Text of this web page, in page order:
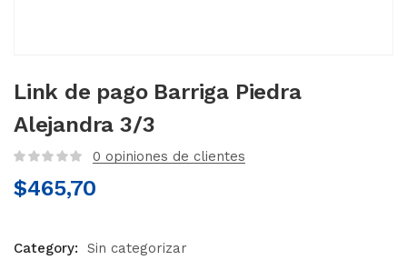
Link de pago Barriga Piedra
Alejandra 3/3
0 opiniones de clientes
$465,70
Category: Sin categorizar